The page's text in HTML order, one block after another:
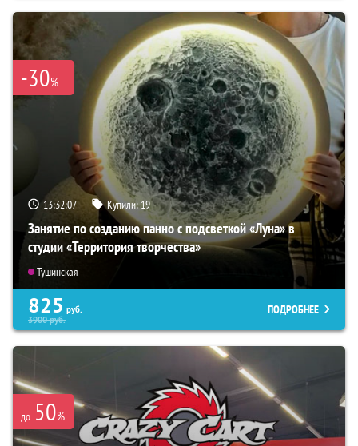
-30%
13:32:05 Купили:19
Занятие по созданию панно с подсветкой «Луна» в
студии «Территория творчества»
Тушинская
825 руб.
3900руб.
ПОДРОБНЕЕ
до 50%